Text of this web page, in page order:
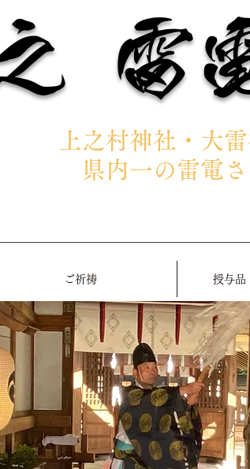
雷
上之村神社・大
県内一の雷電さ
ご祈祷 授与品